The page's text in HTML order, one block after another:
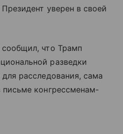
уверен в своей
что Трамп
разведки
для расследования, сама
письме конгрессменам-